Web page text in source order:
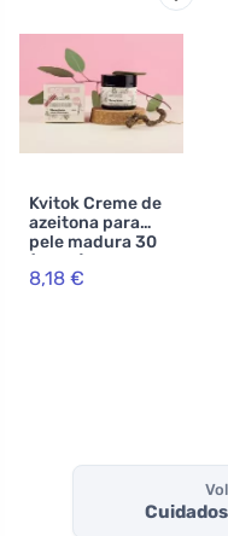
Kvitok Creme de
azeitona para
pele madura 30
(60 ml) - nova
fórmula
8,18 €